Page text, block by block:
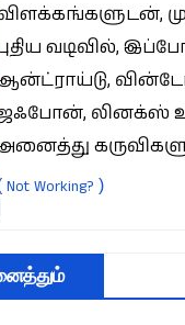
விளக்கங்களுடன்,
புதிய வடிவில்,
ஆன்ட்ராய்டு,
ஜஃபோன், லினக்ஸ்
அனைத்து
(Not Working? )